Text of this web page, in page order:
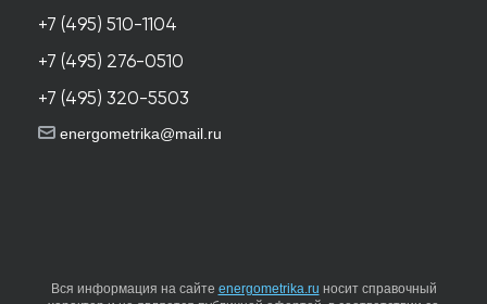
+7 (495) 510-1104
+7 (495) 276-0510
+7 (495) 320-5503
energometrika@mail.ru
Вся информация на сайте energometrika.ru носит справочный